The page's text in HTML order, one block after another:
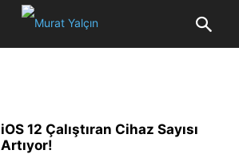
iOS 12 Çalıştıran Cihaz Sayısı
Artıyor!